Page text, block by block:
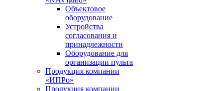
Объектовое
оборудование
Устройства
согласования и
принадлежности
Оборудование для
организации пульта
Продукция компании
«ИПРо»
Продукция компании